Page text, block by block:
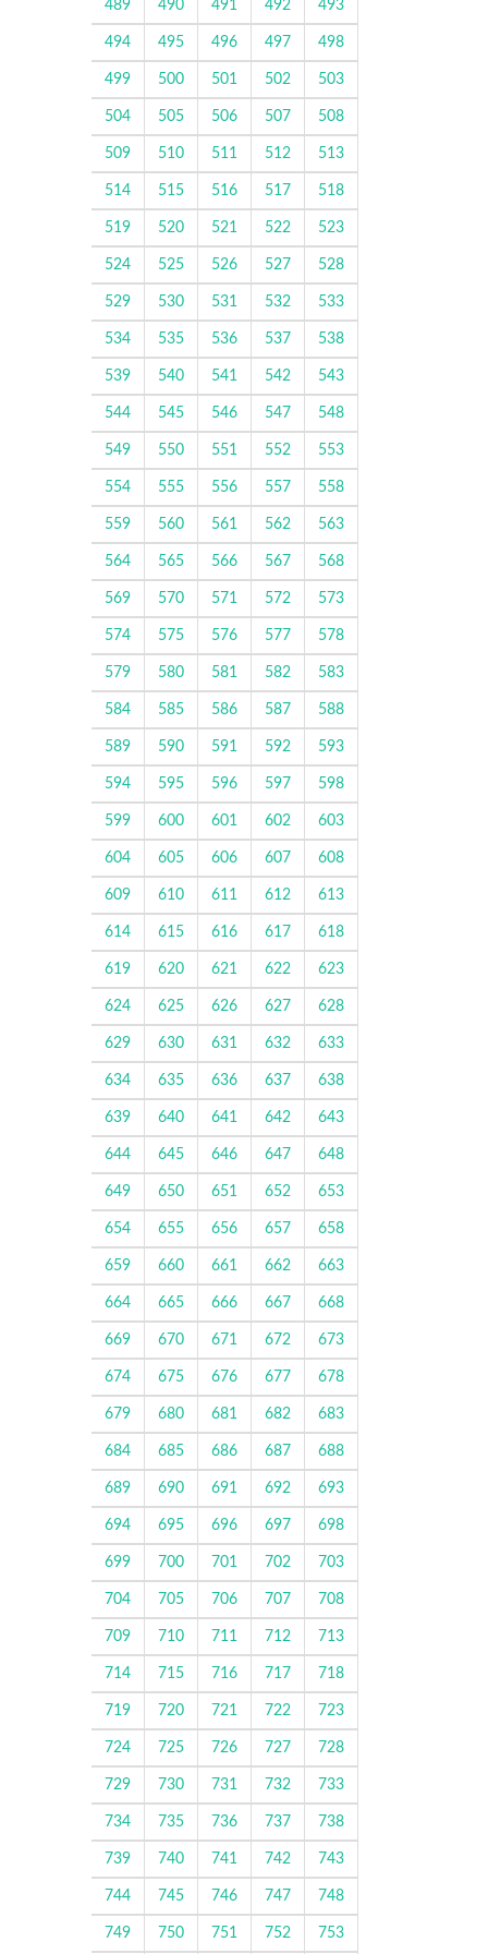
489 490 491 492 493
494 495 496 497 498
499 500 501 502 503
504 505 506 507 508
509 510 511 512 513
514 515 516 517 518
519 520 521 522 523
524 525 526 527 528
529 530 531 532 533
534 535 536 537 538
539 540 541 542 543
544 545 546 547 548
549 550 551 552 553
554 555 556 557 558
559 560 561 562 563
564 565 566 567 568
569 570 571 572 573
574 575 576 577 578
579 580 581 582 583
584 585 586 587 588
589 590 591 592 593
594 595 596 597 598
599 600 601 602 603
604 605 606 607 608
609 610 611 612 613
614 615 616 617 618
619 620 621 622 623
624 625 626 627 628
629 630 631 632 633
634 635 636 637 638
639 640 641 642 643
644 645 646 647 648
649 650 651 652 653
654 655 656 657 658
659 660 661 662 663
664 665 666 667 668
669 670 671 672 673
674 675 676 677 678
679 680 681 682 683
684 685 686 687 688
689 690 691 692 693
694 695 696 697 698
699 700 701 702 703
704 705 706 707 708
709 710 711 712 713
714 715 716 717 718
719 720 721 722 723
724 725 726 727 728
729 730 731 732 733
734 735 736 737 738
739 740 741 742 743
744 745 746 747 748
749 750 751 752 753